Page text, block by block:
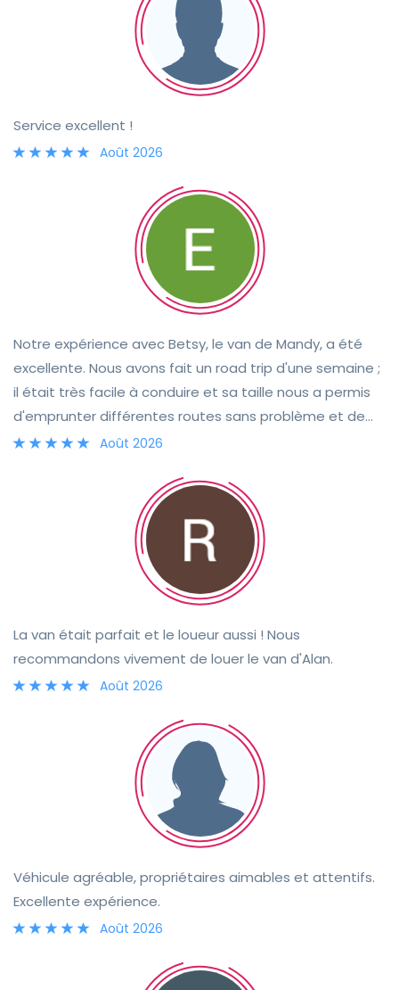
Service excellent !
Août 2026
Notre expérience avec Betsy, le van de Mandy, a été
excellente. Nous avons fait un road trip d'une semaine ;
il était très facile à conduire et sa taille nous a permis
d'emprunter différentes routes sans problème et de
nous garer très facilement. Les équipements à bord
clés s'est faite sans encombre grâce à la grande
disponibilité de Mandy. Elle est restée joignable tout au
long de la location si nous avions besoin de quoi que ce
soit. Nous recommandons vivement Mandy et Betsy !
Août 2026
La van était parfait et le loueur aussi ! Nous
recommandons vivement de louer le van d'Alan.
Août 2026
Véhicule agréable, propriétaires aimables et attentifs.
Excellente expérience.
Août 2026